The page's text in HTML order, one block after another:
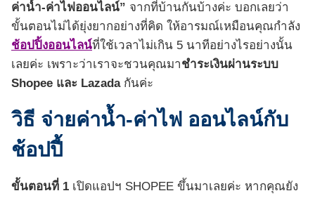
ค่าน้ำ-ค่าไฟออนไลน์” จากที่บ้านกันบ้างค่ะ บอกเลยว่า
ขั้นตอนไม่ได้ยุ่งยากอย่างที่คิด ให้อารมณ์เหมือนคุณกำลัง
ช้อปปิ้งออนไลน์ที่ใช้เวลาไม่เกิน 5 นาทีอย่างไรอย่างนั้น
เลยค่ะ เพราะว่าเราจะชวนคุณมาชำระเงินผ่านระบบ
Shopee และ Lazadaกันค่ะ
วิธี จ่ายค่าน้ำ-ค่าไฟ ออนไลน์กับ
ช้อปปี้
ขั้นตอนที่ 1 เปิดแอปฯ SHOPEE ขึ้นมาเลยค่ะ หากคุณยัง